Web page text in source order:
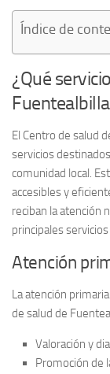
Índice de
¿Qué
El Centro de salud
servicios
comunidad local.
accesibles y
reciban la atención
principales
Atención
Laatención primaria
de salud de
Valoración y
Promoción de